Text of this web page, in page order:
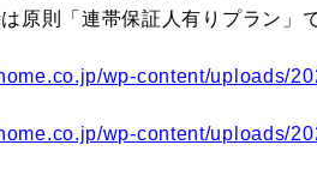
原則「連帯保証人有りプラン」
wp-content/uploads/
wp-content/uploads/